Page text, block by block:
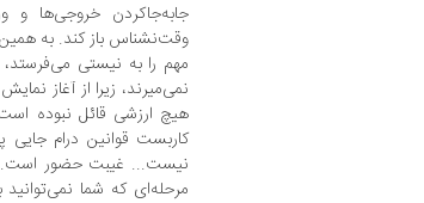
جابه‌جاکردن خروجی‌ها و
وقت‌نشناس باز کند. به
مهم را به نیستی
نمی‌میرند، زیرا از آغاز
هیچ ارزشی قائل نبوده
کاربست قوانین درام جایی
نیست... غیبت حضور است...
مرحله‌ای که شما